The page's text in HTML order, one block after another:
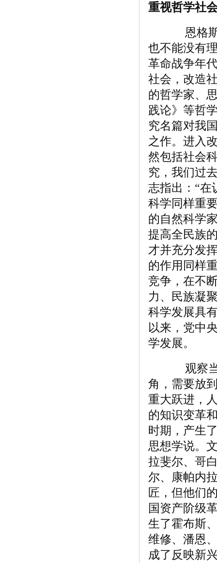
重视哲学社
恩格斯
也不能没有
革命战争年
社会，改造
的哲学家、
践论》等哲
究名篇对我
之作。进入
然包括社会
究，我们过
志指出：“在
科学同样重
的自然科学
提高全民族
才并充分发
的作用同样
竞争，在不
力、民族凝
科学发展具
以来，党中
学发展。
观察当
角，需要放
重大跃进，
的知识变革
时期，产生
思想学说。
拉斐尔、哥
尔、康帕内
匠，但他们
国资产阶级
生了霍布斯
维修、潘恩
成了反映新